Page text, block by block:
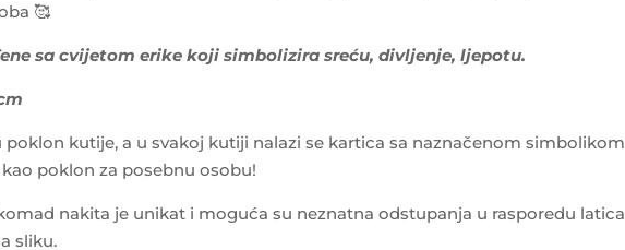
🥰
sa cvijetom erike koji simbolizira sreću, divljenje, ljepotu.
poklon kutije, a u svakoj kutiji nalazi se kartica sa naznačenom simbolikom
poklon za posebnu osobu!
nakita je unikat i moguća su neznatna odstupanja u rasporedu latica
sliku.